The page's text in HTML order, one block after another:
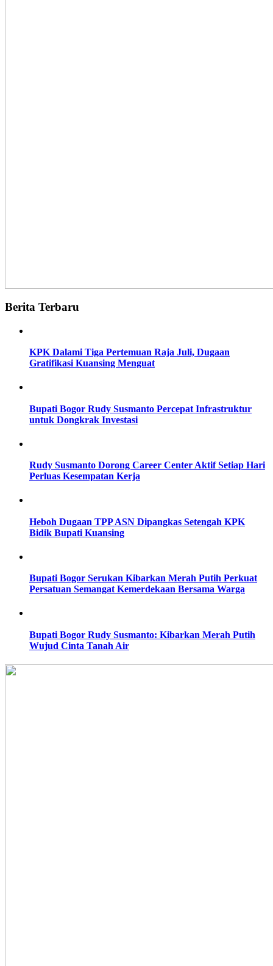
Berita Terbaru
KPK Dalami Tiga Pertemuan Raja Juli, Dugaan
Gratifikasi Kuansing Menguat
Bupati Bogor Rudy Susmanto Percepat Infrastruktur
untuk Dongkrak Investasi
Rudy Susmanto Dorong Career Center Aktif Setiap Hari
Perluas Kesempatan Kerja
Heboh Dugaan TPP ASN Dipangkas Setengah KPK
Bidik Bupati Kuansing
Bupati Bogor Serukan Kibarkan Merah Putih Perkuat
Persatuan Semangat Kemerdekaan Bersama Warga
Bupati Bogor Rudy Susmanto: Kibarkan Merah Putih
Wujud Cinta Tanah Air